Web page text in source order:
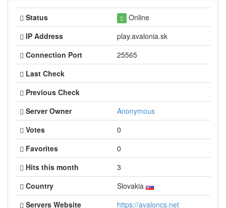
Status
Online
IP Address
play.avalonia.sk
Connection Port
25565
Last Check
Previous Check
Server Owner
Anonymous
Votes
0
Favorites
0
Hits this month
3
Country
Slovakia
Servers Website
https://avaloncs.net